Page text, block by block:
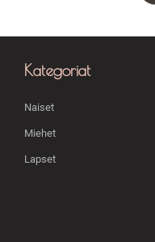
Kategoriat
Naiset
Miehet
Lapset